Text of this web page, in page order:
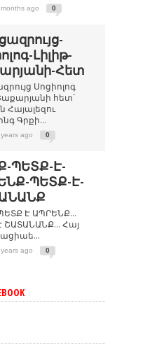
ago 0
Լիլիթ-
Հետ
Սոցիոլոգ
հետ`
Հայալեզու
Գրքի...
ago 0
ՊԵՏՔ-Է-
ՊԵՏՔ-Է-
Է ԱՊՐԵՆՔ…
ՇԱՏԱՆԱՆՔ… Հայ
ago 0